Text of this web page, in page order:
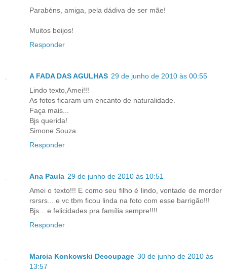
Parabéns, amiga, pela dádiva de ser mãe!
Muitos beijos!
Responder
A FADA DAS AGULHAS 29 de junho de 2010 às 00:55
Lindo texto,Amei!!!
As fotos ficaram um encanto de naturalidade.
Faça mais...
Bjs querida!
Simone Souza
Responder
Ana Paula 29 de junho de 2010 às 10:51
Amei o texto!!! E como seu filho é lindo, vontade de morder
rsrsrs... e vc tbm ficou linda na foto com esse barrigão!!!
Bjs... e felicidades pra família sempre!!!!
Responder
Marcia Konkowski Decoupage 30 de junho de 2010 às
13:57